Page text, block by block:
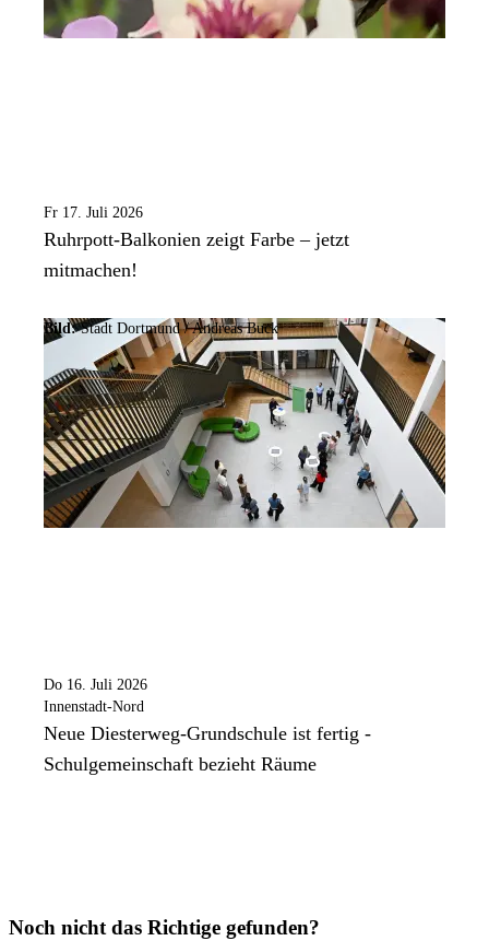
Fr 17. Juli 2026
Ruhrpott-Balkonien zeigt Farbe – jetzt
mitmachen!
Bild:Stadt Dortmund /Andreas Buck
Do 16. Juli 2026
Innenstadt-Nord
Neue Diesterweg-Grundschule ist fertig -
Schulgemeinschaft bezieht Räume
Noch nicht das Richtige gefunden?